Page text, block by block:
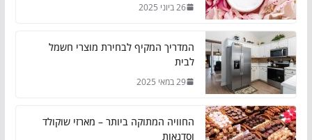
26 ביוני 2025
המדריך המקיף לבחירת מוצרי חשמל
לבית
29 במאי 2025
החוויה המתוקה ביותר – מארזי שוקולד
וסדנאות